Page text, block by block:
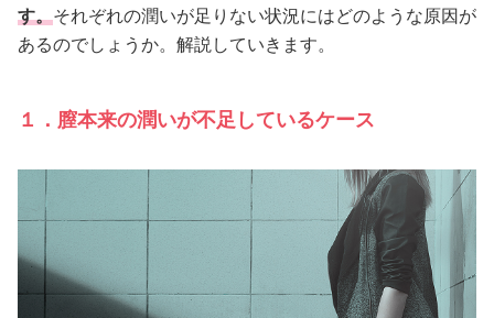
す。それぞれの潤いが足りない状況にはどのような原因が
あるのでしょうか。解説していきます。
１．膣本来の潤いが不足しているケース